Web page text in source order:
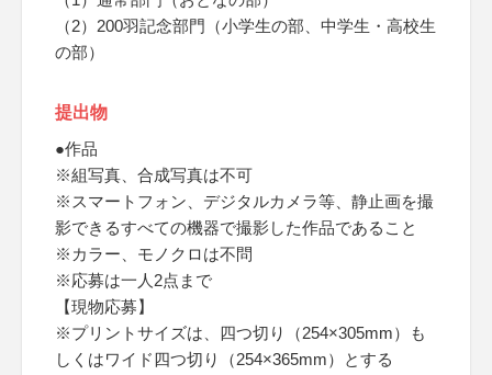
（2）200羽記念部門（小学生の部、中学生・高校生
の部）
提出物
●作品
※組写真、合成写真は不可
※スマートフォン、デジタルカメラ等、静止画を撮
影できるすべての機器で撮影した作品であること
※カラー、モノクロは不問
※応募は一人2点まで
【現物応募】
※プリントサイズは、四つ切り（254×305mm）も
しくはワイド四つ切り（254×365mm）とする